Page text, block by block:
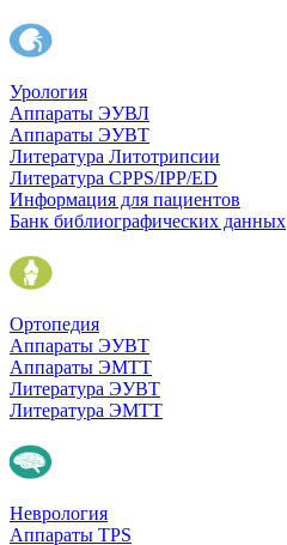
Урология
Аппараты ЭУВЛ
Аппараты ЭУВТ
Литература Литотрипсии
Литература CPPS/IPP/ED
Информация для пациентов
Банк библиографических данных
Ортопедия
Аппараты ЭУВТ
Аппараты ЭМТТ
Литература ЭУВТ
Литература ЭМТТ
Неврология
Аппараты TPS